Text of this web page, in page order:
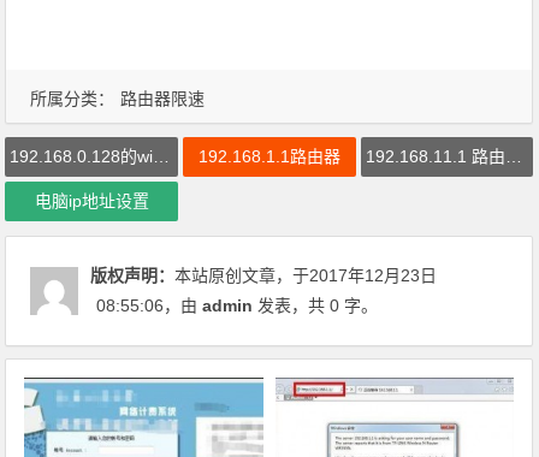
所属分类： 路由器限速
192.168.1.1路由器
电脑ip地址设置
版权声明：本站原创文章，于2017年12月23日
08:55:06，由admin 发表，共 0 字。